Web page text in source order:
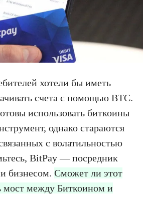
хотели бы иметь
счета с помощью BTC.
использовать биткоины
однако стараются
с волатильностью
BitPay — посредник
бизнесом. Сможет ли этот
мост между Биткоином и